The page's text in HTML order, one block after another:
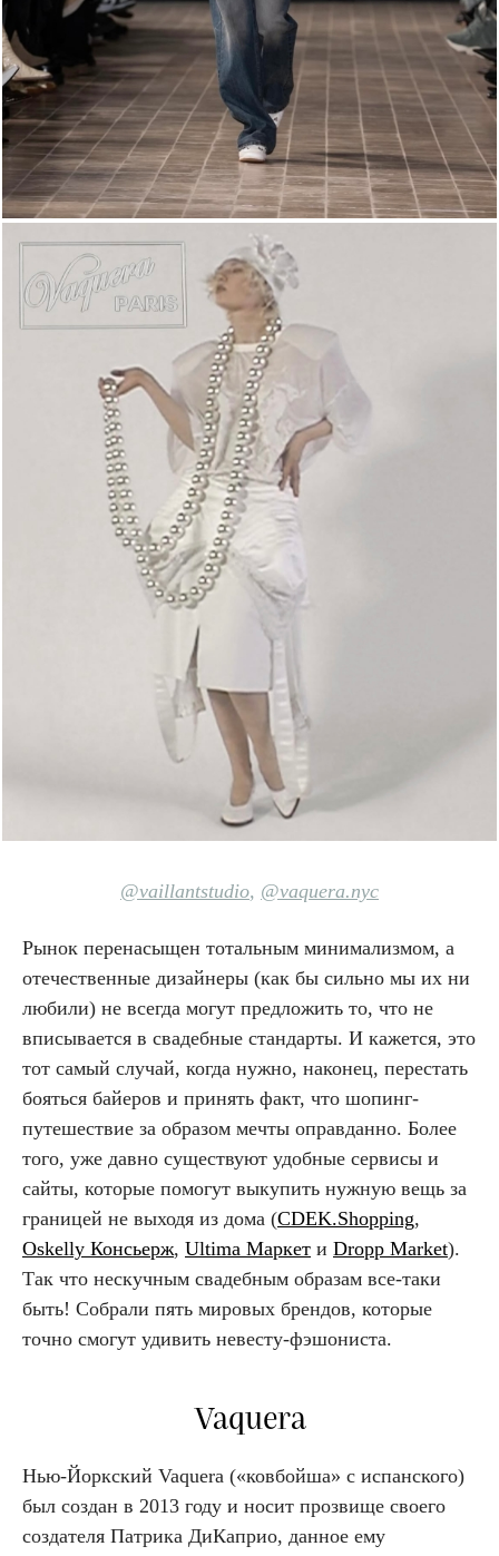
@vaillantstudio, @vaquera.nyc
Рынок перенасыщен тотальным минимализмом, а
отечественные дизайнеры (как бы сильно мы их ни
любили) не всегда могут предложить то, что не
вписывается в свадебные стандарты. И кажется, это
тот самый случай, когда нужно, наконец, перестать
бояться байеров и принять факт, что шопинг-
путешествие за образом мечты оправданно. Более
того, уже давно существуют удобные сервисы и
сайты, которые помогут выкупить нужную вещь за
границей не выходя из дома (CDEK.Shopping,
Oskelly Консьерж, Ultima Маркет и Dropp Market).
Так что нескучным свадебным образам все-таки
быть! Собрали пять мировых брендов, которые
точно смогут удивить невесту-фэшониста.
Vaquera
Нью-Йоркский Vaquera («ковбойша» с испанского)
был создан в 2013 году и носит прозвище своего
создателя Патрика ДиКаприо, данное ему